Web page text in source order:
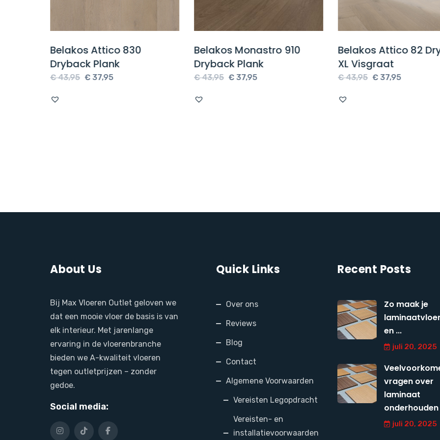
Belakos Attico 830
Dryback Plank
€43,95 Oorspronkelijke
€ 37,95Huidige
Belakos Monastro 910
Dryback Plank
€43,95 Oorspronkelijke
€ 37,95Huidige
Belakos Attico 82
XL Visgraat
€43,95 Oorspronkelijke
€ 37,95Huidige
About Us
Bij Max Vloeren Outlet geloven we
dat een mooie vloer de basis is van
elk interieur. Met jarenlange
ervaring in de vloerenbranche
bieden we A-kwaliteit vloeren
tegen outletprijzen – zonder
gedoe.
Social media:
Quick Links
Over ons
Reviews
Blog
Contact
Algemene Voorwaarden
Vereisten Legopdracht
Vereisten- en
installatievoorwaarden
Recent Posts
Zo maak je
en ...
juli 20, 2025
vragen over
laminaat
onderhouden
juli 20, 2025